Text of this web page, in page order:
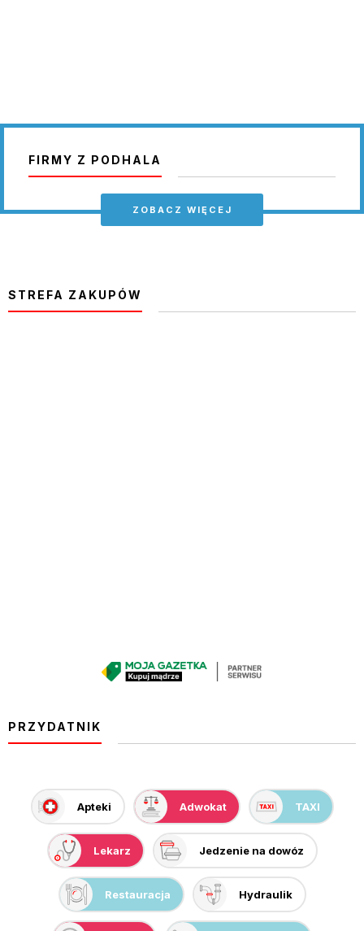
FIRMY Z PODHALA
ZOBACZ WIĘCEJ
STREFA ZAKUPÓW
PRZYDATNIK
Apteki Adwokat TAXI
Lekarz Jedzenie na dowóz
Restauracja Hydraulik